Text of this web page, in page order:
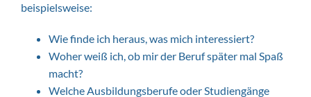
beispielsweise:
Wie finde ich heraus, was mich interessiert?
Woher weiß ich, ob mir der Beruf später mal Spaß
macht?
Welche Ausbildungsberufe oder Studiengänge